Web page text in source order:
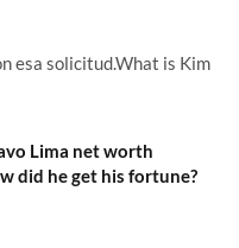
esa solicitud.What is Kim
Lima net worth
did he get his fortune?